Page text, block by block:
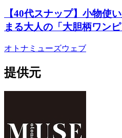
【40代スナップ】小物使
まる大人の「大胆柄ワン
オトナミューズウェブ
提供元